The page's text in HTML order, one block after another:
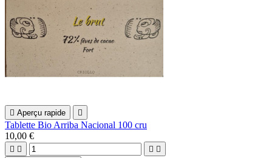
 Aperçu rapide 
Tablette Bio Arriba Nacional 100 cru
10,00 €
   